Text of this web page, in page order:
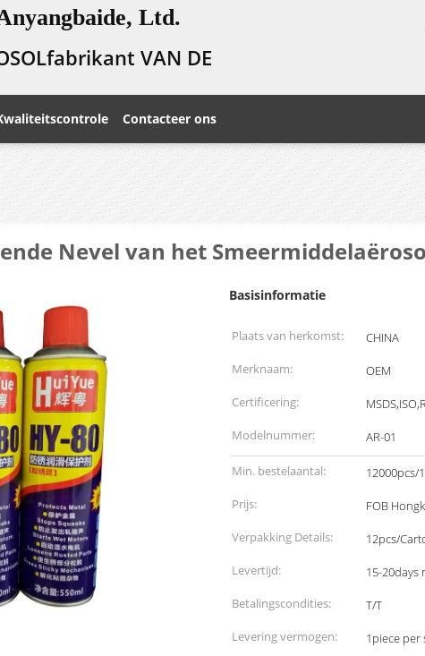
Ltd.
VAN DE
Contacteer ons
Nevel van het
Basisinformatie
Plaats van herkomst:
CHINA
Merknaam:
OEM
Certificering:
Modelnummer:
AR-01
Min. bestelaantal:
12000pcs/
Prijs:
FOB
Verpakking Details:
12pcs/
Levertijd:
15-20days
Betalingscondities:
T/T
Levering vermogen:
1piece per